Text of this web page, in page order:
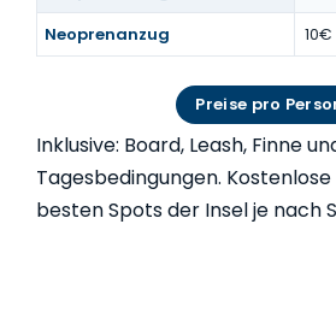
Neoprenanzug 10€
Preise pro
Inklusive: Board, Leash, Finne
Tagesbedingungen.
besten Spots der Insel je nach